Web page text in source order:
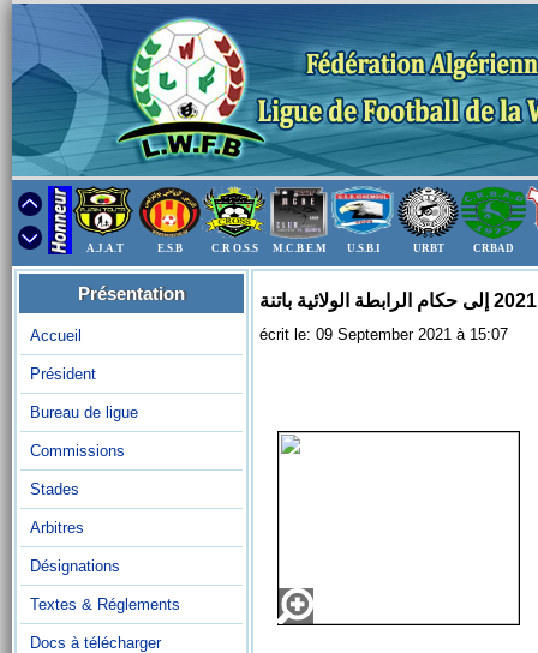
A.J.A.T E.S.B C.R O.S.S M.C.B.E.M U.S.B.I URBT CRBAD
Présentation
Accueil
Président
Bureau de ligue
Commissions
Stades
Arbitres
Désignations
Textes & Réglements
Docs à télécharger
écrit le: 09 September 2021 à 15:07